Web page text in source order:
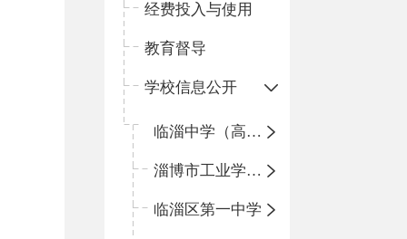
经费投入与使用
教育督导
学校信息公开
临淄中学（高中）
淄博市工业学校（中职学校）
临淄区第一中学